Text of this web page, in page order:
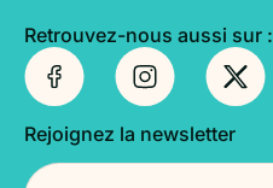
Retrouvez-nous aussi sur :
Rejoignez la newsletter